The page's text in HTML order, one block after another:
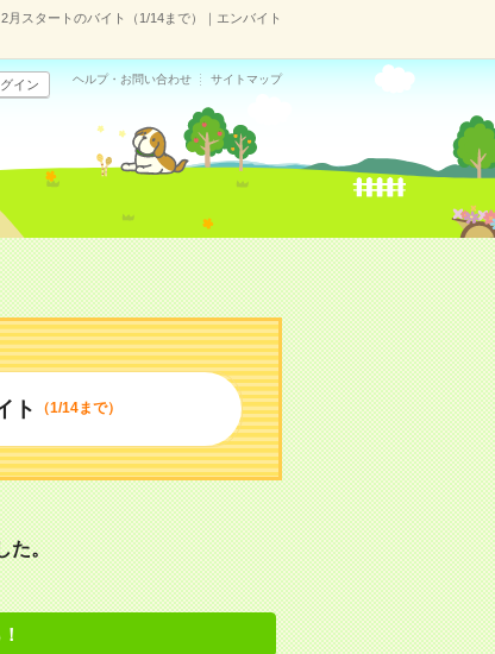
月スタートのバイト（1/14まで）｜エンバイト
イン ヘルプ・お問い合わせ サイトマップ
ト （1/14まで）
た。